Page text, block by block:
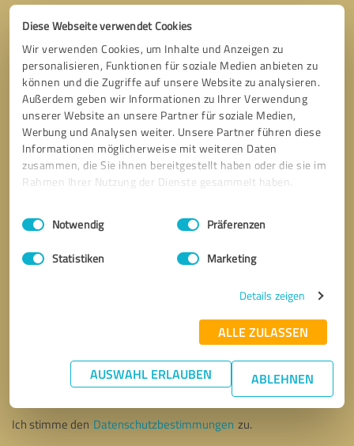
Diese Webseite verwendet Cookies
Wir verwenden Cookies, um Inhalte und Anzeigen zu
personalisieren, Funktionen für soziale Medien anbieten zu
können und die Zugriffe auf unsere Website zu analysieren.
Außerdem geben wir Informationen zu Ihrer Verwendung
unserer Website an unsere Partner für soziale Medien,
Werbung und Analysen weiter. Unsere Partner führen diese
Informationen möglicherweise mit weiteren Daten
zusammen, die Sie ihnen bereitgestellt haben oder die sie im
Rahmen Ihrer Nutzung der Dienste gesammelt haben.
Impressum Datenschutzbestimmungen
Einwilligungsauswahl
Notwendig Präferenzen
Statistiken Marketing
Details zeigen
ALLE ZULASSEN
AUSWAHL ERLAUBEN ABLEHNEN
* Erforderliche Angaben
Nachricht senden
Ich stimme den Datenschutzbestimmungen zu.